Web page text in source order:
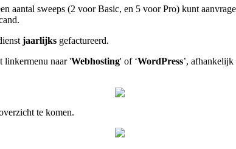
aantal sweeps (2 voor Basic, en 5 voor Pro) kunt
jaarlijks gefactureerd.
linkermenu naar 'Webhosting' of ‘WordPress’,
te komen.